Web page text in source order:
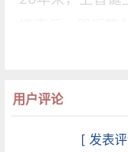
图 鲁兹国际声
但是上音却以两
戏。一部是青年
用户评论
[ 发表